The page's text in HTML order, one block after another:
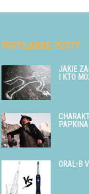
POPULARNE POSTY
JAKIE
I KTO
PAPKINA
ORAL-B